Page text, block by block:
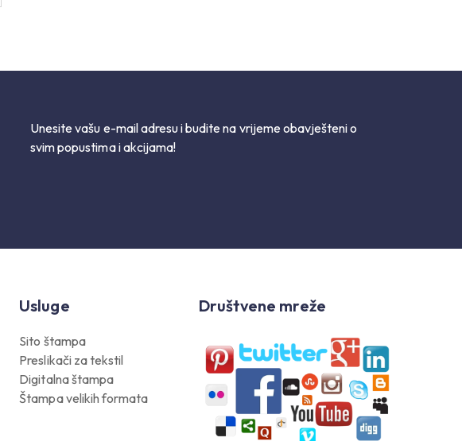
Unesite vašu e-mail adresu i budite na vrijeme obavješteni o
svim popustima i akcijama!
Usluge
Sito štampa
Preslikači za tekstil
Digitalna štampa
Štampa velikih formata
Društvene mreže